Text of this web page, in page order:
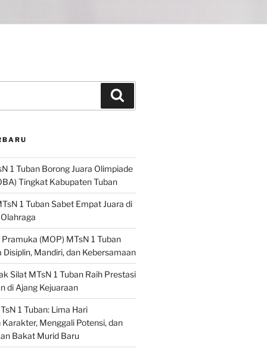
1 Tuban Borong Juara Olimpiade
Tingkat Kabupaten Tuban
1 Tuban Sabet Empat Juara di
(MOP) MTsN 1 Tuban
Disiplin, Mandiri, dan Kebersamaan
Silat MTsN 1 Tuban Raih Prestasi
di Ajang Kejuaraan
1 Tuban: Lima Hari
Menggali Potensi, dan
Bakat Murid Baru